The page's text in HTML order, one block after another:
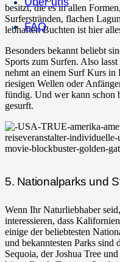
FAQ
besitzt, die es in allen
Surferstränden, flachen
lebhaften Buchten ist hier
Besonders bekannt beliebt
Sports zum Surfen. Also
nehmt an einem Surf Kurs
riesigen Wellen oder
fündig. Und wer kann schon
gesurft.
5. Nationalparks und
Wenn Ihr Naturliebhaber
interessieren, dass
einige der beliebtesten
und bekanntesten Parks sind
Sequoia, der Joshua Tree